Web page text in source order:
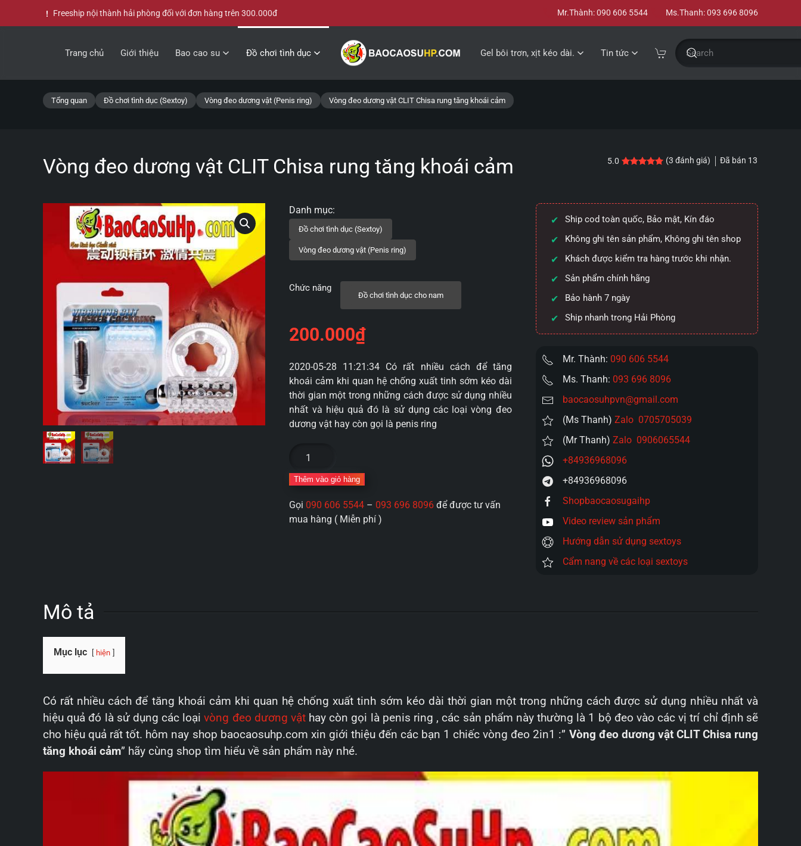
Freeship nội thành hải phòng đối với đơn hàng trên 300.000đ Mr.Thành: 090 606 5544 Ms.Thanh: 093 696 8096
Trang chủ Giới thiệu Bao cao su Đồ chơi tình dục Gel bôi trơn, xịt kéo dài. Tin tức
Tổng quan Đồ chơi tình dục (Sextoy) Vòng đeo dương vật (Penis ring) Vòng đeo dương vật CLIT Chisa rung tăng khoái cảm
Vòng đeo dương vật CLIT Chisa rung tăng khoái cảm 5.0 5.0 trên 5 dựa trên
3 đánh giá
(3 đánh giá) Đã bán 13
Chức năng
Đồ chơi tình dục cho nam
200.000₫
2020-05-28 11:21:34 Có rất nhiều cách để tăng
khoái cảm khi quan hệ chống xuất tinh sớm kéo dài
thời gian một trong những cách được sử dụng nhiều
nhất và hiệu quả đó là sử dụng các loại vòng đeo
dương vật hay còn gọi là penis ring
dương
CLIT
Chisa
Thêm vào giỏ hàng
Gọi 090 606 5544 – 093 696 8096 để được tư vấn
mua hàng ( Miễn phí )
Ship cod toàn quốc, Bảo mật, Kín đáo
Không ghi tên sản phẩm, Không ghi tên shop
Khách được kiểm tra hàng trước khi nhận.
Sản phẩm chính hãng
Bảo hành 7 ngày
Ship nhanh trong Hải Phòng
Mr. Thành: 090 606 5544
Ms. Thanh: 093 696 8096
baocaosuhpvn@gmail.com
(Ms Thanh) Zalo 0705705039
(Mr Thanh) Zalo 0906065544
+84936968096
+84936968096
Shopbaocaosugaihp
Video review sản phẩm
Hướng dẫn sử dụng sextoys
Cẩm nang về các loại sextoys
Mô tả
Mục lục hiện
Có rất nhiều cách để tăng khoái cảm khi quan hệ chống xuất tinh sớm kéo dài thời gian một trong những cách được sử dụng nhiều nhất và
hiệu quả đó là sử dụng các loạivòng đeo dương vậthay còn gọi là penis ring , các sản phẩm này thường là 1 bộ đeo vào các vị trí chỉ định sẽ
cho hiệu quả rất tốt. hôm nay shop baocaosuhp.com xin giới thiệu đến các bạn 1 chiếc vòng đeo 2in1 :” Vòng đeo dương vật CLIT Chisa rung
tăng khoái cảm” hãy cùng shop tìm hiểu về sản phẩm này nhé.